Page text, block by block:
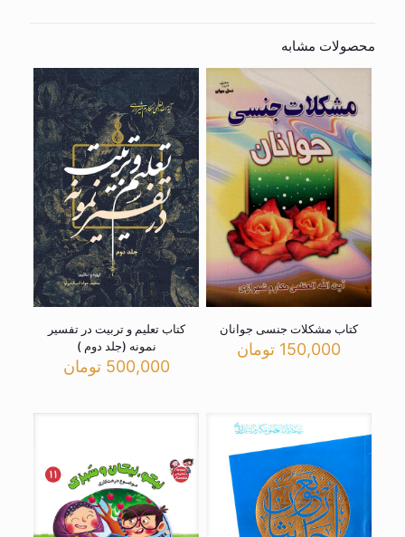
محصولات مشابه
کتاب مشکلات جنسی جوانان
150,000 تومان
کتاب تعلیم و تربیت در تفسیر
نمونه (جلد دوم )
500,000 تومان